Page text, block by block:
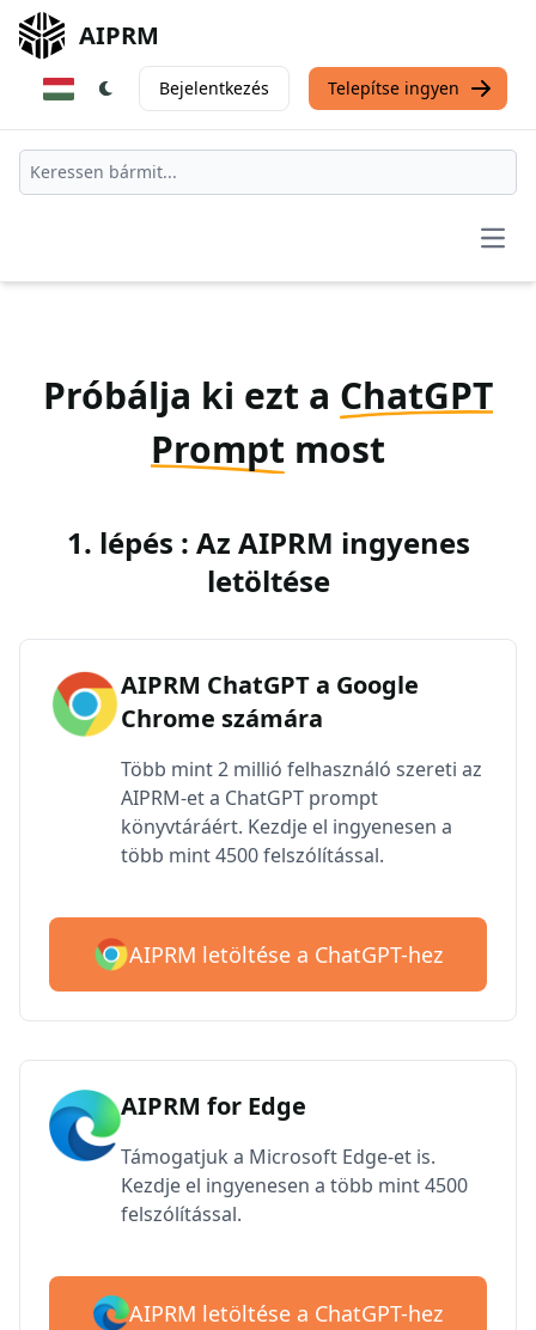
AIPRM
Bejelentkezés Telepítse ingyen
Próbálja ki ezt a ChatGPT
Prompt most
1. lépés : Az AIPRM ingyenes
letöltése
AIPRM ChatGPT a Google
Chrome számára
Több mint 2 millió felhasználó szereti az
AIPRM-et a ChatGPT prompt
könyvtáráért. Kezdje el ingyenesen a
több mint 4500 felszólítással.
AIPRM letöltése a ChatGPT-hez
AIPRM for Edge
Támogatjuk a Microsoft Edge-et is.
Kezdje el ingyenesen a több mint 4500
felszólítással.
AIPRM letöltése a ChatGPT-hez